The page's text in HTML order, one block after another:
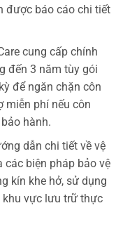
được báo cáo chi tiết
cung cấp chính
đến 3 năm tùy gói
để ngăn chặn côn
miễn phí nếu côn
hành.
dẫn chi tiết về vệ
các biện pháp bảo vệ
kín khe hở, sử dụng
khu vực lưu trữ thực